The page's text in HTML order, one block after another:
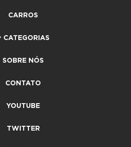
CARROS
CATEGORIAS
SOBRE NÓS
CONTATO
YOUTUBE
TWITTER